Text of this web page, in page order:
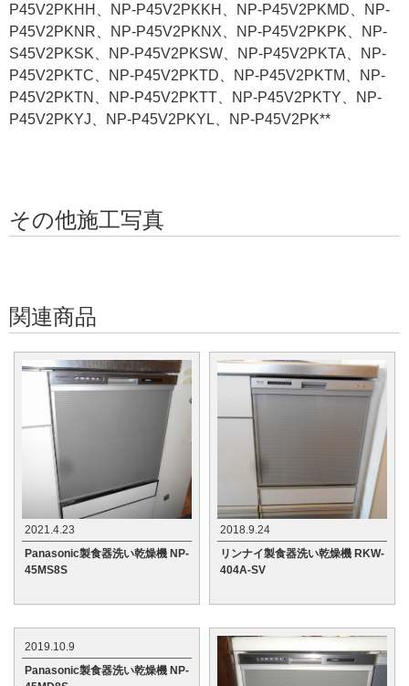
P45V2PKHH、NP-P45V2PKKH、NP-P45V2PKMD、NP-
P45V2PKNR、NP-P45V2PKNX、NP-P45V2PKPK、NP-
S45V2PKSK、NP-P45V2PKSW、NP-P45V2PKTA、NP-
P45V2PKTC、NP-P45V2PKTD、NP-P45V2PKTM、NP-
P45V2PKTN、NP-P45V2PKTT、NP-P45V2PKTY、NP-
P45V2PKYJ、NP-P45V2PKYL、NP-P45V2PK**
その他施工写真
関連商品
2021.4.23
Panasonic製食器洗い乾燥機 NP-
45MS8S
2018.9.24
リンナイ製食器洗い乾燥機 RKW-
404A-SV
2019.10.9
Panasonic製食器洗い乾燥機 NP-